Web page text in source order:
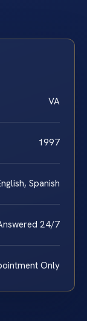
VA
1997
Spanish
24/7
Only